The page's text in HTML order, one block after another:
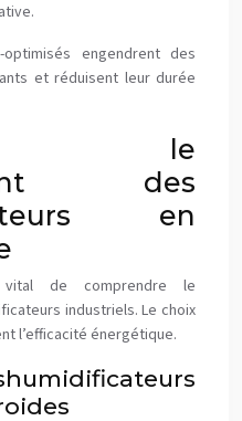
engendrent des
et réduisent leur durée
le
des
en
de comprendre le
industriels. Le choix
l’efficacité énergétique.